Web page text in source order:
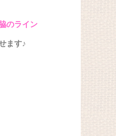
のライン
ます♪